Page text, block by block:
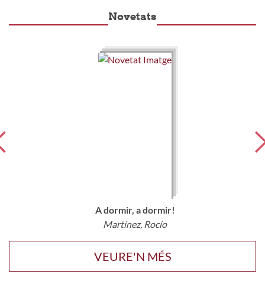
Novetats
A dormir, a dormir!
Martínez, Rocío
VEURE'N MÉS